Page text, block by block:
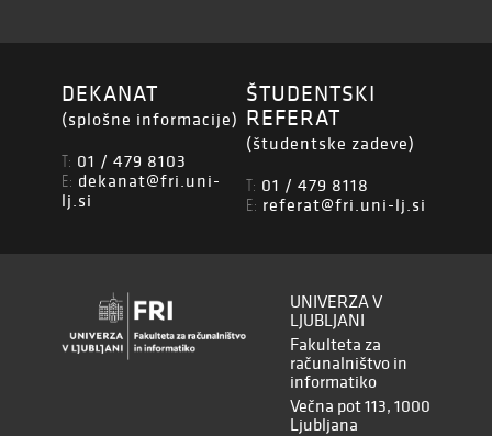
DEKANAT
(splošne informacije)
T: 01 / 479 8103
E: dekanat@fri.uni-
lj.si
ŠTUDENTSKI
REFERAT
(študentske zadeve)
T: 01 / 479 8118
E: referat@fri.uni-lj.si
UNIVERZA V
LJUBLJANI
Fakulteta za
računalništvo in
informatiko
Večna pot 113, 1000
Ljubljana